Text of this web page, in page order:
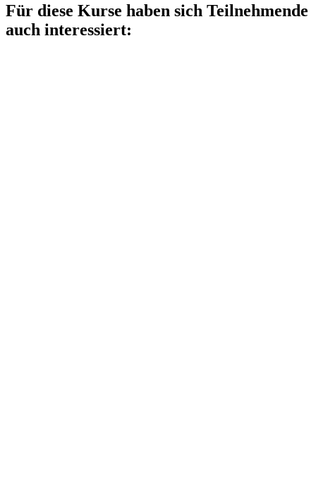
Für diese Kurse haben sich Teilnehmende
auch interessiert: